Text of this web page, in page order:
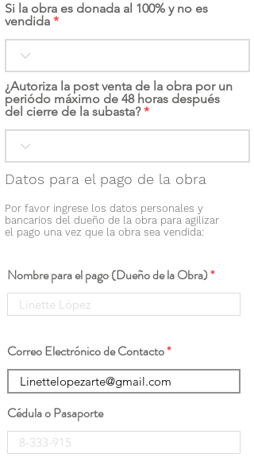
Si la obra es donada al 100% y no es
vendida
¿Autoriza la post venta de la obra por un
periódo máximo de 48 horas después
del cierre de la subasta?
Datos para el pago de la obra
Por favor ingrese los datos personales y
bancarios del dueño de la obra para agilizar
el pago una vez que la obra sea vendida:
Nombre para el pago (Dueño de la Obra)
Correo Electrónico de Contacto
Cédula o Pasaporte